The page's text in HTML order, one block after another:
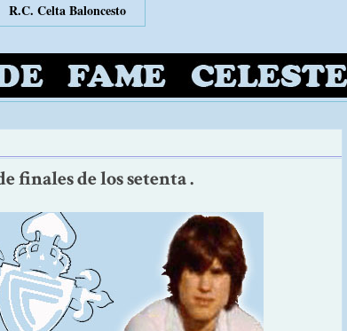
R.C. Celta Baloncesto
finales de los setenta .